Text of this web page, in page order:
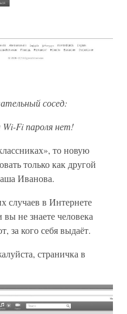
сосед:
Fi пароля нет!
то новую
только как другой
Иванова.
случаев в Интернете
не знаете человека
за кого себя выдаёт.
страничка в